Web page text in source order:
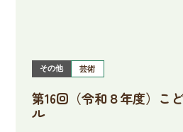
その他 芸術
第16回（令和８年度）こ
ル